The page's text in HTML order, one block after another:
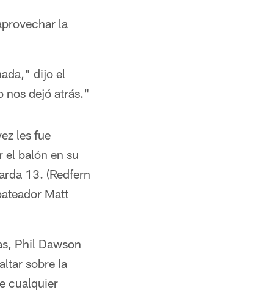
la
dijo el
nos dejó atrás."
les fue
el balón en su
13. (Redfern
Matt
Phil Dawson
sobre la
cualquier